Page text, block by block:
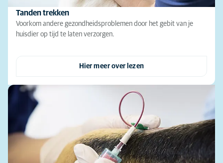
Tanden trekken
Voorkom andere gezondheidsproblemen door het gebit van je
huisdier op tijd te laten verzorgen.
Hier meer over lezen